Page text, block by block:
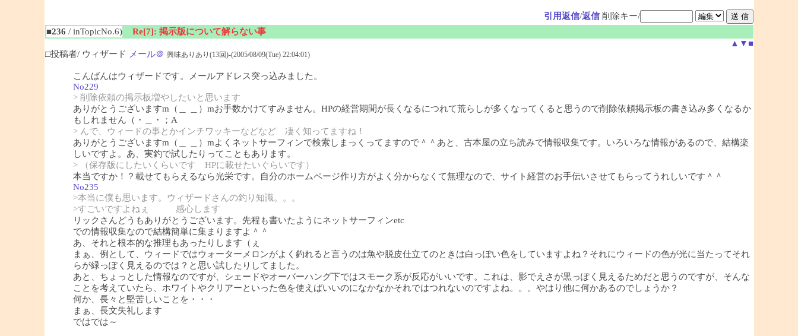
引用返信/返信 削除キー/
■236 / inTopicNo.6)
Re[7]: 掲示版について解らない事
▲ ▼ ■
□投稿者/ ウィザード
メール＠ 興味ありあり(13回)-(2005/08/09(Tue) 22:04:01)
こんばんはウィザードです。メールアドレス突っ込みました。
No229
> 削除依頼の掲示板増やしたいと思います
ありがとうございますm（＿ ＿）mお手数かけてすみません。HPの経営期間が長くなるにつれて荒らしが多くなってくると思うので削除依頼掲示板の書き込み多くなるか
もしれません（・＿・；A
> んで、ウィードの事とかインチワッキーなどなど 凄く知ってますね！
ありがとうございますm（＿ ＿）mよくネットサーフィンで検索しまっくってますので＾＾あと、古本屋の立ち読みで情報収集です。いろいろな情報があるので、結構楽
しいですよ。あ、実釣で試したりってこともあります。
> （保存版にしたいくらいです HPに載せたいぐらいです）
本当ですか！？載せてもらえるなら光栄です。自分のホームページ作り方がよく分からなくて無理なので、サイト経営のお手伝いさせてもらってうれしいです＾＾
No235
>本当に僕も思います。ウィザードさんの釣り知識。。。
>すごいですよねぇ 感心します
リックさんどうもありがとうございます。先程も書いたようにネットサーフィンetc
での情報収集なので結構簡単に集まりますよ＾＾
あ、それと根本的な推理もあったりします（ぇ
まぁ、例として、ウィードではウォーターメロンがよく釣れると言うのは魚や脱皮仕立てのときは白っぽい色をしていますよね？それにウィードの色が光に当たってそれ
らが緑っぽく見えるのでは？と思い試したりしてました。
あと、ちょっとした情報なのですが、シェードやオーバーハング下ではスモーク系が反応がいいです。これは、影でえさが黒っぽく見えるためだと思うのですが、そんな
ことを考えていたら、ホワイトやクリアーといった色を使えばいいのになかなかそれではつれないのですよね。。。やはり他に何かあるのでしょうか？
何か、長々と堅苦しいことを・・・
まぁ、長文失礼します
ではでは～